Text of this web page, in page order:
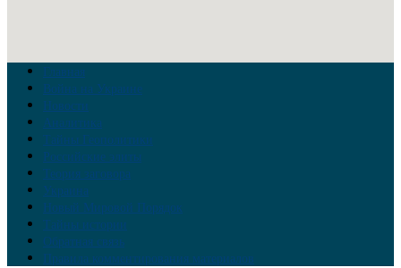
Главная
Война на Украине
Новости
Аналитика
Тайны Геополитики
Российские элиты
Теория заговора
Украина
Новый Мировой Порядок
Тайны истории
Обратная связь
Правила комментирования материалов